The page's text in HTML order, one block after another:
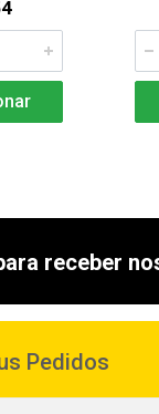
receber
Pedidos